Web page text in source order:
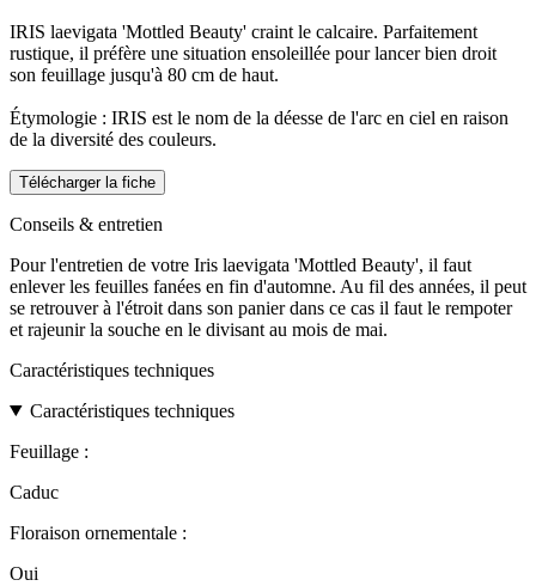
IRIS laevigata 'Mottled Beauty' craint le calcaire. Parfaitement
rustique, il préfère une situation ensoleillée pour lancer bien droit
son feuillage jusqu'à 80 cm de haut.
Étymologie : IRIS est le nom de la déesse de l'arc en ciel en raison
de la diversité des couleurs.
Télécharger la fiche
Conseils & entretien
Pour l'entretien de votre Iris laevigata 'Mottled Beauty', il faut
enlever les feuilles fanées en fin d'automne. Au fil des années, il peut
se retrouver à l'étroit dans son panier dans ce cas il faut le rempoter
et rajeunir la souche en le divisant au mois de mai.
Caractéristiques techniques
Caractéristiques techniques
Feuillage :
Caduc
Floraison ornementale :
Oui